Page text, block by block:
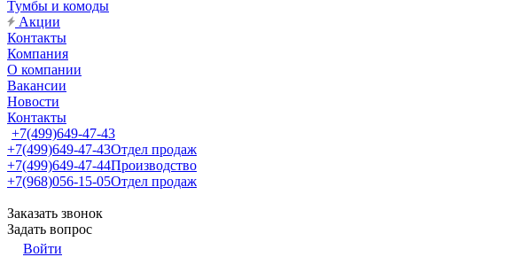
Тумбы и комоды
Акции
Контакты
Компания
О компании
Вакансии
Новости
Контакты
+7(499)649-47-43
+7(499)649-47-43Отдел продаж
+7(499)649-47-44Производство
+7(968)056-15-05Отдел продаж
Заказать звонок
Задать вопрос
Войти